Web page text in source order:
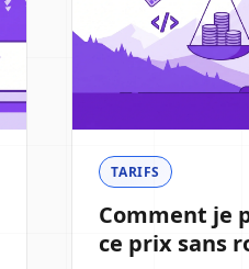
TARIFS
Comment je
ce prix sans